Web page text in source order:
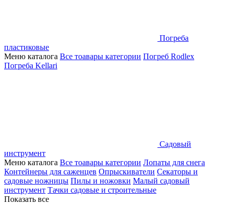
Погреба
пластиковые
Меню каталога Все тоавары категории Погреб Rodlex
Погреба Kellari
Садовый
инструмент
Меню каталога Все тоавары категории Лопаты для снега
Контейнеры для саженцев Опрыскиватели Секаторы и
садовые ножницы Пилы и ножовки Малый садовый
инструмент Тачки садовые и строительные
Показать все